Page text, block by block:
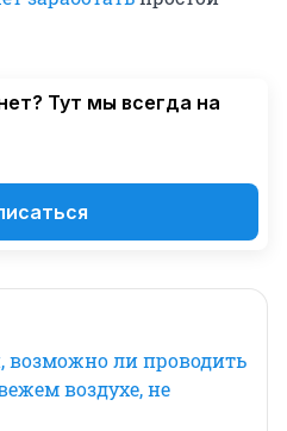
Тут мы всегда на
возможно ли проводить
воздухе, не